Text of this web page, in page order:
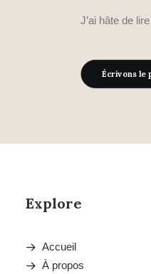
J’ai hâte de
Écrivons le
Explore
Accueil
À propos